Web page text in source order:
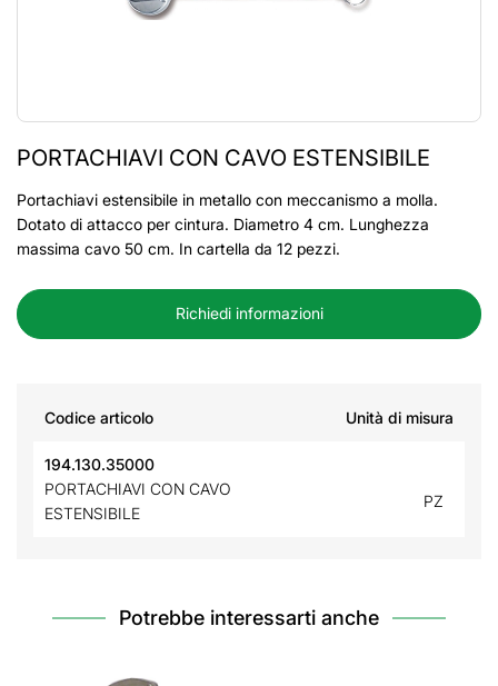
PORTACHIAVI CON CAVO ESTENSIBILE
Portachiavi estensibile in metallo con meccanismo a molla.
Dotato di attacco per cintura. Diametro 4 cm. Lunghezza
massima cavo 50 cm. In cartella da 12 pezzi.
Richiedi informazioni
Codice articolo Unità di misura
194.130.35000
PORTACHIAVI CON CAVO
ESTENSIBILE
PZ
Potrebbe interessarti anche